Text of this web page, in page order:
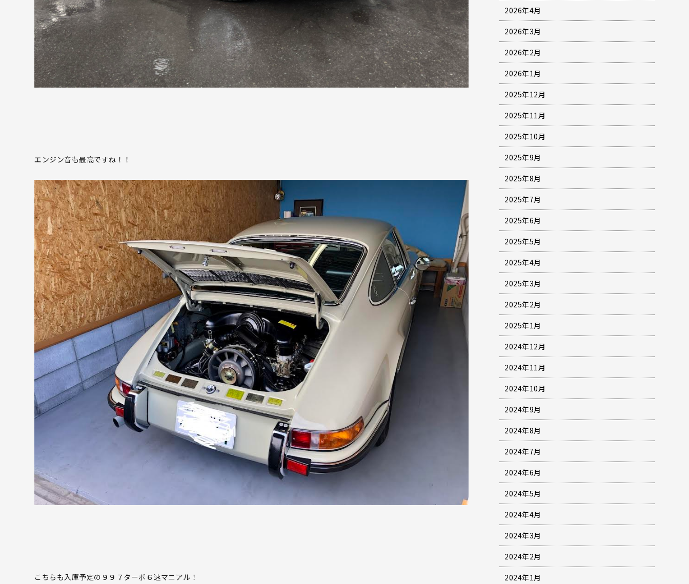
エンジン音も最高ですね！！
こちらも入庫予定の９９７ターボ６速マニアル！
2026年4月
2026年3月
2026年2月
2026年1月
2025年12月
2025年11月
2025年10月
2025年9月
2025年8月
2025年7月
2025年6月
2025年5月
2025年4月
2025年3月
2025年2月
2025年1月
2024年12月
2024年11月
2024年10月
2024年9月
2024年8月
2024年7月
2024年6月
2024年5月
2024年4月
2024年3月
2024年2月
2024年1月